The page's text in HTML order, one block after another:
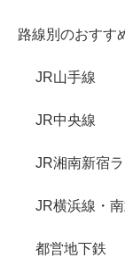
路線別のおすす
JR山手線
JR中央線
JR湘南新宿
JR横浜線・
都営地下鉄